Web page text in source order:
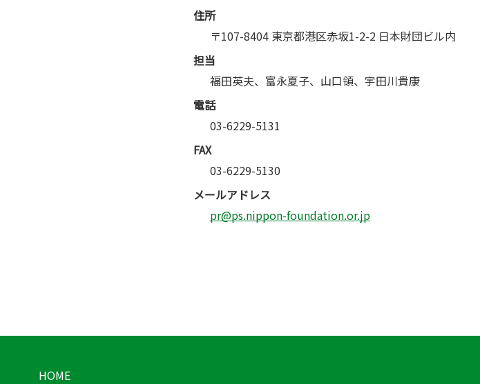
住所
〒107-8404 東京都港区赤坂1-2-2 日本財団ビル内
担当
福田英夫、富永夏子、山口領、宇田川貴康
電話
03-6229-5131
FAX
03-6229-5130
メールアドレス
pr@ps.nippon-foundation.or.jp
HOME